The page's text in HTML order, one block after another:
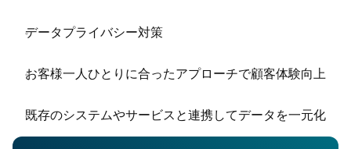
データプライバシー対策
お客様一人ひとりに合ったアプローチで顧客体験向上
既存のシステムやサービスと連携してデータを一元化